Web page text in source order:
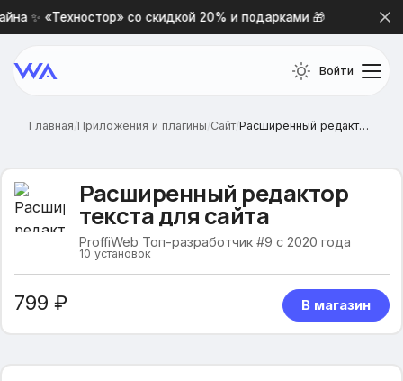
✨ «Техностор» со скидкой 20% и подарками 🎁
Войти
Главная/Приложения и плагины/Сайт/ Расширенный редактор текста для сайта
Расширенный редактор
текста для сайта
ProffiWeb Топ-разработчик #9 с 2020 года
10 установок
799 ₽ В магазин